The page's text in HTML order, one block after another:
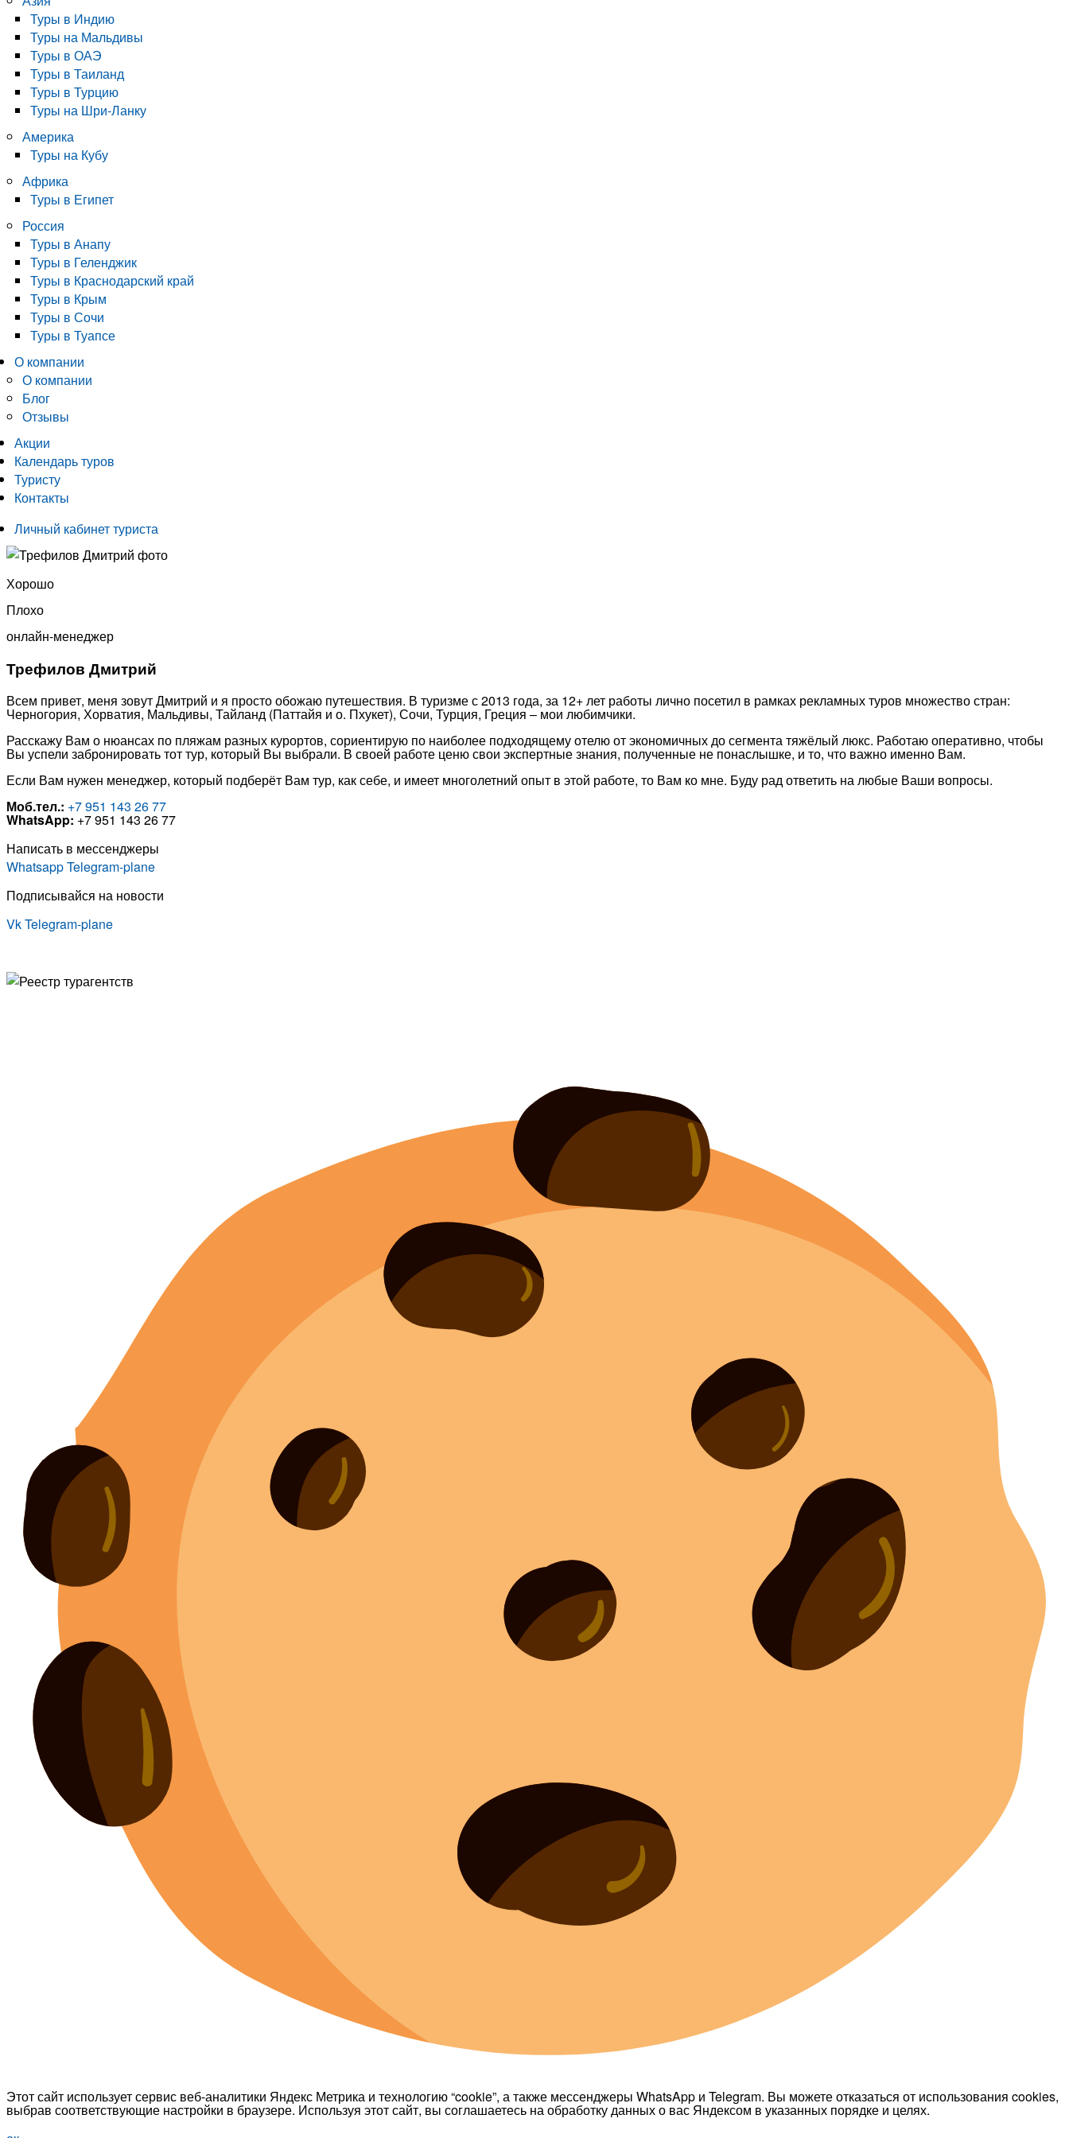
Туры в Индию
Туры на Мальдивы
Туры в ОАЭ
Туры в Таиланд
Туры в Турцию
Туры на Шри-Ланку
Америка
Туры на Кубу
Африка
Туры в Египет
Россия
Туры в Анапу
Туры в Геленджик
Туры в Краснодарский край
Туры в Крым
Туры в Сочи
Туры в Туапсе
О компании
О компании
Блог
Отзывы
Акции
Календарь туров
Туристу
Контакты
Личный кабинет туриста
Хорошо
Плохо
онлайн-менеджер
Трефилов Дмитрий
Всем привет, меня зовут Дмитрий и я просто обожаю путешествия. В туризме с 2013 года, за 12+ лет работы лично посетил в рамках рекламных туров множество стран:
Черногория, Хорватия, Мальдивы, Тайланд (Паттайя и о. Пхукет), Сочи, Турция, Греция – мои любимчики.
Расскажу Вам о нюансах по пляжам разных курортов, сориентирую по наиболее подходящему отелю от экономичных до сегмента тяжёлый люкс. Работаю оперативно, чтобы
Вы успели забронировать тот тур, который Вы выбрали. В своей работе ценю свои экспертные знания, полученные не понаслышке, и то, что важно именно Вам.
Если Вам нужен менеджер, который подберёт Вам тур, как себе, и имеет многолетний опыт в этой работе, то Вам ко мне. Буду рад ответить на любые Ваши вопросы.
Моб.тел.: +7 951 143 26 77
WhatsApp: +7 951 143 26 77
Написать в мессенджеры
WhatsappTelegram-plane
Подписывайся на новости
VkTelegram-plane
Этот сайт использует сервис веб-аналитики Яндекс Метрика и технологию “cookie”, а также мессенджеры WhatsApp и Telegram. Вы можете отказаться от использования cookies,
выбрав соответствующие настройки в браузере. Используя этот сайт, вы соглашаетесь на обработку данных о вас Яндексом в указанных порядке и целях.